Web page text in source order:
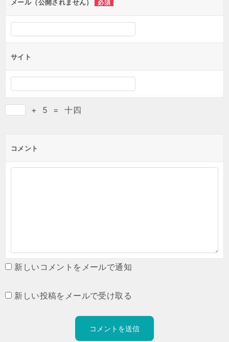
メール（公開されません） 必須
サイト
+ 5 = 十四
コメント
新しいコメントをメールで通知
新しい投稿をメールで受け取る